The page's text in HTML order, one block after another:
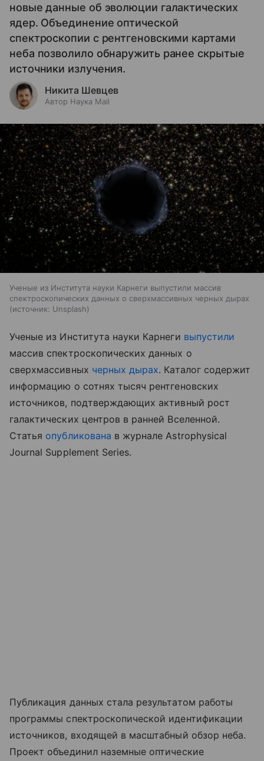
новые данные об эволюции галактических
ядер. Объединение оптической
спектроскопии с рентгеновскими картами
неба позволило обнаружить ранее скрытые
источники излучения.
Никита Шевцев
Автор Наука Mail
Ученые из Института науки Карнеги выпустили массив
спектроскопических данных о сверхмассивных черных дырах
источник: Unsplash
Ученые из Института науки Карнеги выпустили
массив спектроскопических данных о
сверхмассивных черных дырах. Каталог содержит
информацию о сотнях тысяч рентгеновских
источников, подтверждающих активный рост
галактических центров в ранней Вселенной.
Статья опубликована в журнале Astrophysical
Journal Supplement Series.
Публикация данных стала результатом работы
программы спектроскопической идентификации
источников, входящей в масштабный обзор неба.
Проект объединил наземные оптические